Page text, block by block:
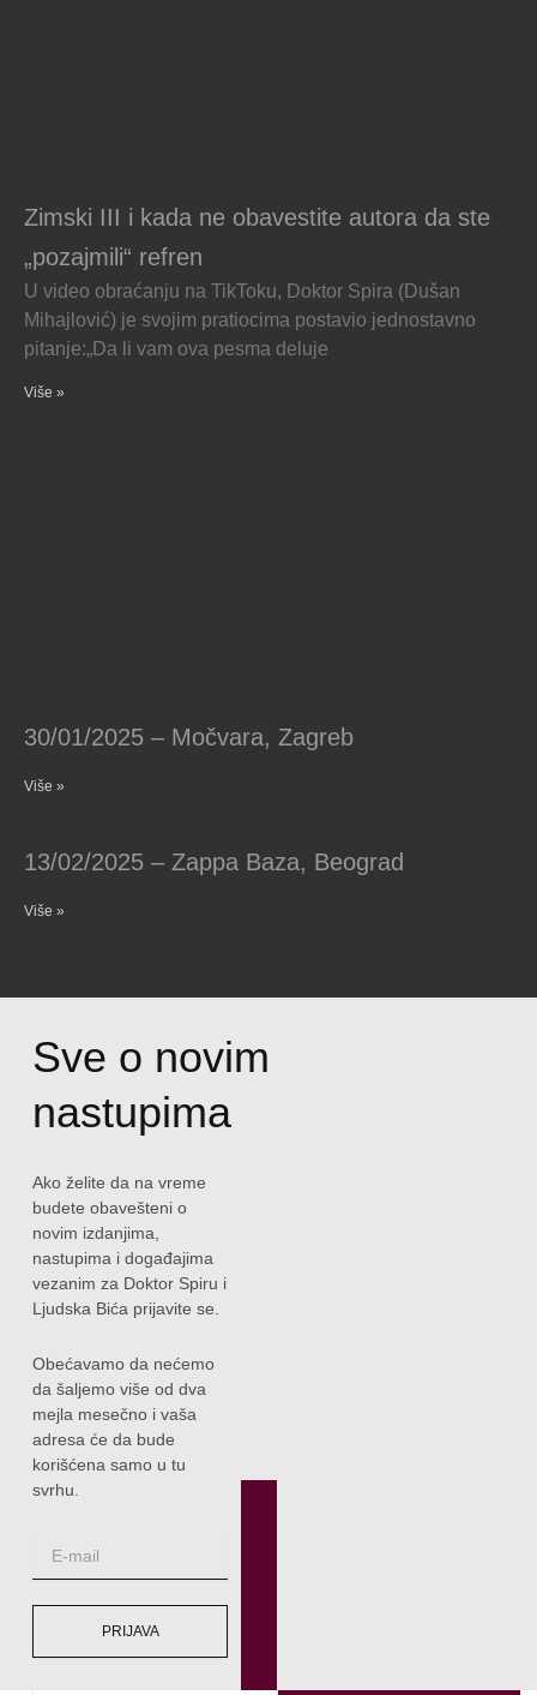
Zimski III i kada ne obavestite autora da ste
„pozajmili“ refren
U video obraćanju na TikToku, Doktor Spira (Dušan
Mihajlović) je svojim pratiocima postavio jednostavno
pitanje:„Da li vam ova pesma deluje
Više »
30/01/2025 – Močvara, Zagreb
Više »
13/02/2025 – Zappa Baza, Beograd
Više »
Sve o novim
nastupima
Ako želite da na vreme
budete obavešteni o
novim izdanjima,
nastupima i događajima
vezanim za Doktor Spiru i
Ljudska Bića prijavite se.
Obećavamo da nećemo
da šaljemo više od dva
mejla mesečno i vaša
adresa će da bude
korišćena samo u tu
svrhu.
PRIJAVA